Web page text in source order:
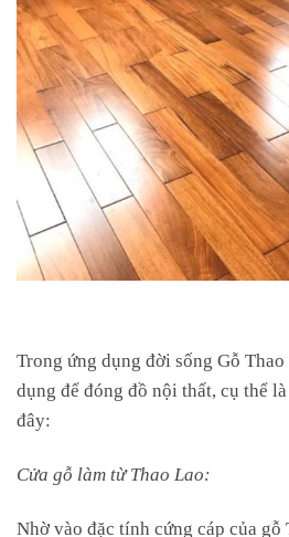
Trong ứng dụng đời sống Gỗ
dụng để đóng đồ nội thất, cụ thể
đây:
Cửa gỗ làm từ Thao Lao:
Nhờ vào đặc tính cứng cáp của gỗ